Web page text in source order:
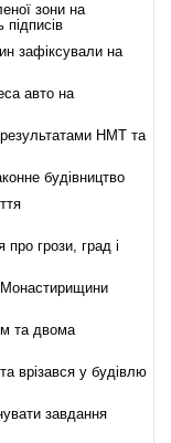
зони на
підписів
зафіксували на
авто на
НМТ та
будівництво
грози, град і
Монастирищини
та двома
врізався у будівлю
завдання